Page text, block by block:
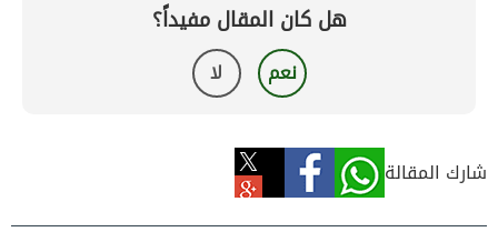
هل كان المقال مفيداً؟
نعم لا
شارك المقالة